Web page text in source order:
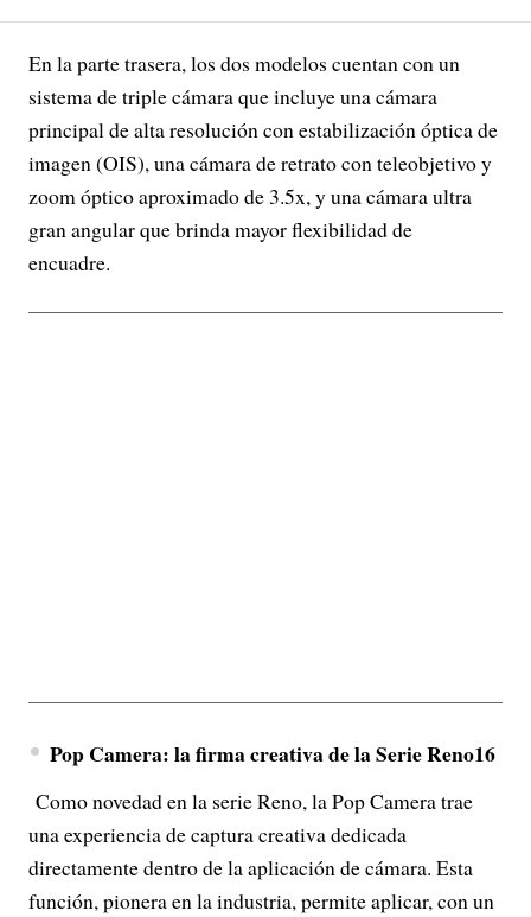
En la parte trasera, los dos modelos cuentan con un
sistema de triple cámara que incluye una cámara
principal de alta resolución con estabilización óptica de
imagen (OIS), una cámara de retrato con teleobjetivo y
zoom óptico aproximado de 3.5x, y una cámara ultra
gran angular que brinda mayor flexibilidad de
encuadre.
Pop Camera: la firma creativa de la Serie Reno16
Como novedad en la serie Reno, la Pop Camera trae
una experiencia de captura creativa dedicada
directamente dentro de la aplicación de cámara. Esta
función, pionera en la industria, permite aplicar, con un